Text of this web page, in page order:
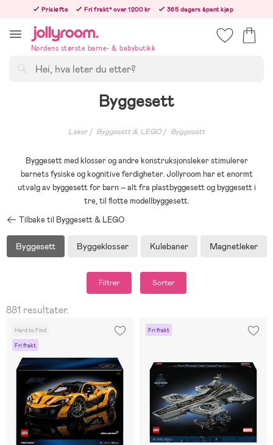
innehållet
Prisløfte Fri frakt* over 1200 kr
365 dagers åpent kjøp
Nordens største barne- & babybutikk
Byggesett
Leker Byggesett & LEGO Byggesett
Byggesett med klosser og andre konstruksjonsleker stimulerer
barnets fysiske og kognitive ferdigheter. Jollyroom har et enormt
utvalg av byggesett for barn – alt fra plastbyggesett og byggesett i
tre, til flotte modellbyggesett.
Tilbake til Byggesett & LEGO
Byggesett Byggeklosser Kulebaner Magnetleker
Filtrer Sorter
881 resultater.
Hard to Find
Fri frakt
Fri frakt